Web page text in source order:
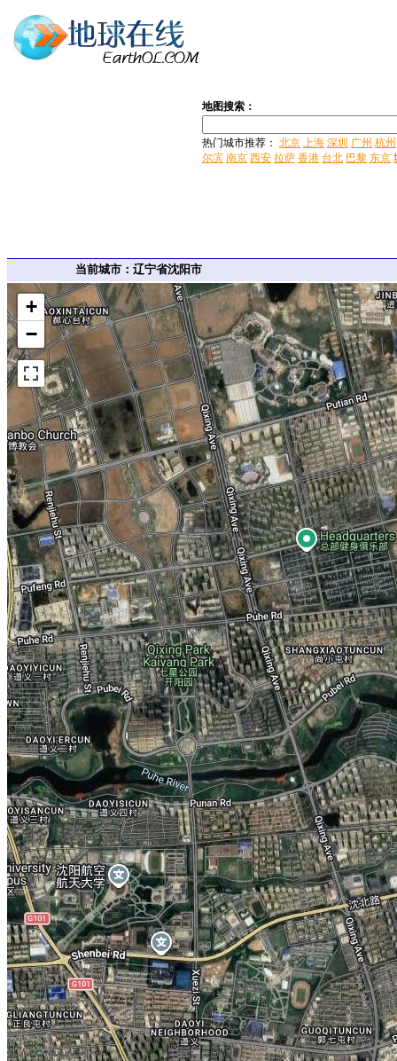
地图搜索：
热门城市推荐： 北京 上海 深圳 广州 杭州
尔滨 南京 西安 拉萨 香港 台北 巴黎 东京
当前城市：辽宁省沈阳市
+
−